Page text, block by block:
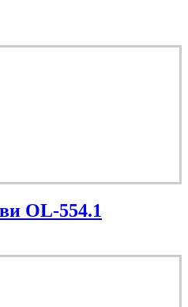
OL-554.1